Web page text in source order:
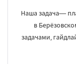
Наша задача—
в
задачами,